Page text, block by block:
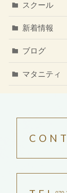
スクール
新着情報
ブログ
マタニティ